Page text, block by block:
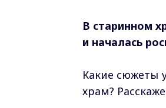
В старинном
и началась
Какие сюжеты
храм?